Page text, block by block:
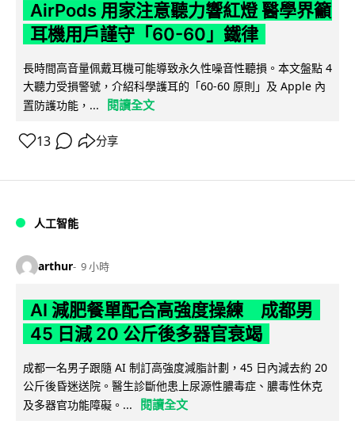
AirPods 用家注意聽力響紅燈 醫學界籲
耳機用戶謹守「60-60」鐵律
長時間高音量佩戴耳機可能導致永久性噪音性聽損。本文盤點 4
大聽力受損警號，介紹科學護耳的「60-60 原則」及 Apple 內
置防護功能，...
閱讀全文
13 分享
人工智能
arthur 9 小時
AI 減肥餐單配合高強度操練 成都男
45 日減 20 公斤後多器官衰竭
成都一名男子跟隨 AI 制訂高強度減脂計劃，45 日內減去約 20
公斤後昏迷送院。醫生診斷他患上尿源性膿毒症、膿毒性休克
及多器官功能障礙。...
閱讀全文